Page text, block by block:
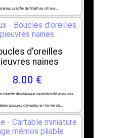
crèche de Noël ou vitrine...
d'oreilles
naines
8.00 €
touche d'océanique excentricité avec ces
boucles d'oreilles en forme de...